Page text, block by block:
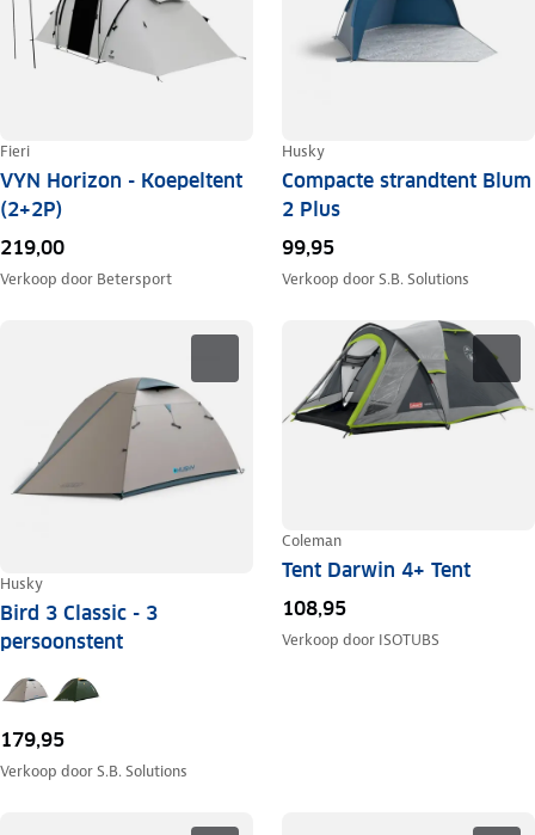
Fieri
VYN Horizon - Koepeltent
(2+2P)
219,00
Verkoop door Betersport
Husky
Compacte strandtent Blum
2 Plus
99,95
Verkoop doorS.B. Solutions
Husky
Bird 3 Classic - 3
persoonstent
179,95
Verkoop doorS.B. Solutions
Coleman
Tent Darwin 4+ Tent
108,95
Verkoop door ISOTUBS